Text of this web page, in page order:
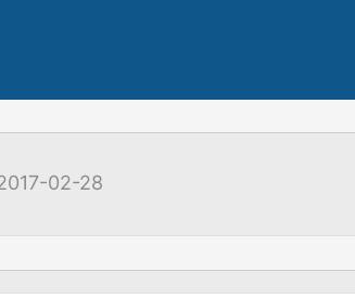
02-28